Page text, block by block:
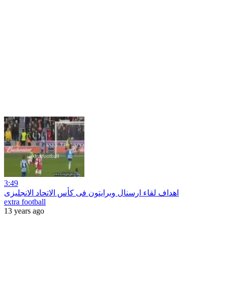
3:49
اهداف لقاء ارسنال وبرايتون فى كأس الاتحاد الانجليزى
extra football
13 years ago